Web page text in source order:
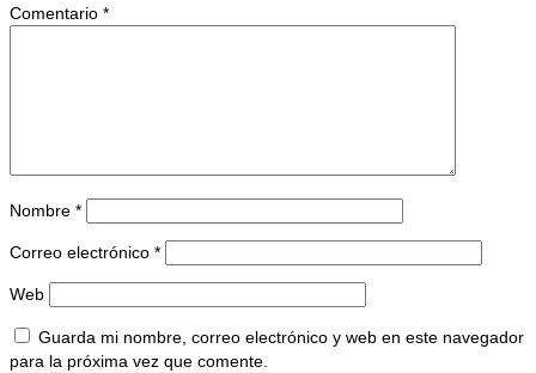
Comentario *
Nombre *
Correo electrónico *
Web
Guarda mi nombre, correo electrónico y web en este navegador
para la próxima vez que comente.